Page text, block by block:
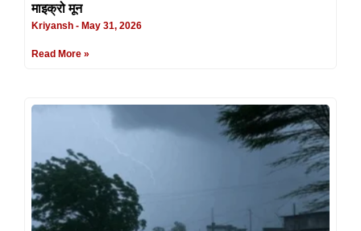
माइक्रो मून
Kriyansh May 31, 2026
Read More »